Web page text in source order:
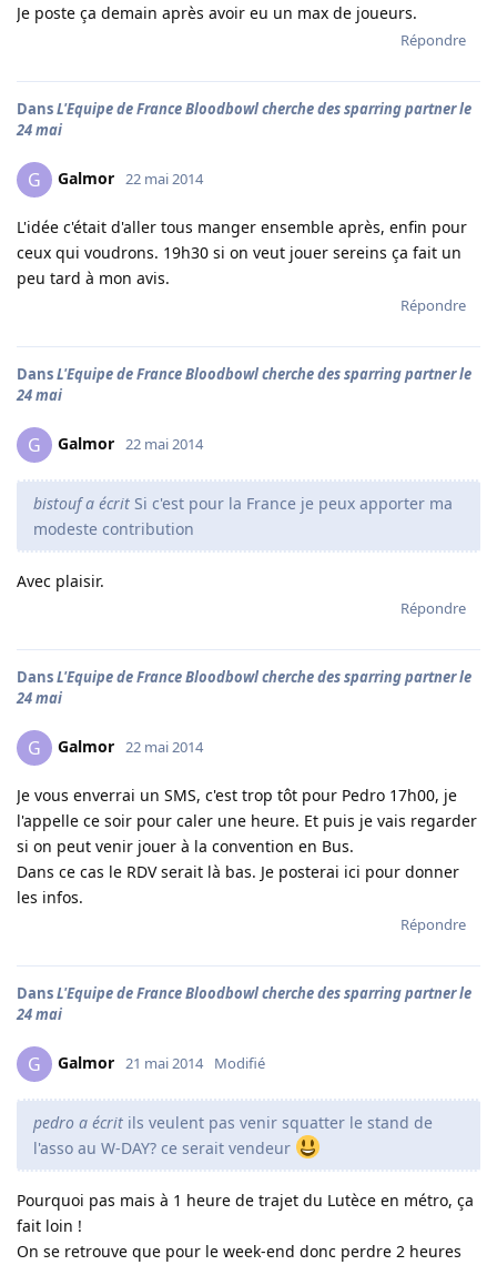
Je poste ça demain après avoir eu un max de joueurs.
Répondre
DansL'Equipe de France Bloodbowl cherche des sparring partner le
24 mai
G Galmor 22 mai 2014
L'idée c'était d'aller tous manger ensemble après, enfin pour
ceux qui voudrons. 19h30 si on veut jouer sereins ça fait un
peu tard à mon avis.
Répondre
DansL'Equipe de France Bloodbowl cherche des sparring partner le
24 mai
G Galmor 22 mai 2014
bistouf a écrit Si c'est pour la France je peux apporter ma
modeste contribution
Avec plaisir.
Répondre
DansL'Equipe de France Bloodbowl cherche des sparring partner le
24 mai
G Galmor 22 mai 2014
Je vous enverrai un SMS, c'est trop tôt pour Pedro 17h00, je
l'appelle ce soir pour caler une heure. Et puis je vais regarder
si on peut venir jouer à la convention en Bus.
Dans ce cas le RDV serait là bas. Je posterai ici pour donner
les infos.
Répondre
DansL'Equipe de France Bloodbowl cherche des sparring partner le
24 mai
G Galmor 21 mai 2014 Modifié
pedro a écrit ils veulent pas venir squatter le stand de
l'asso au W-DAY? ce serait vendeur
Pourquoi pas mais à 1 heure de trajet du Lutèce en métro, ça
fait loin !
On se retrouve que pour le week-end donc perdre 2 heures